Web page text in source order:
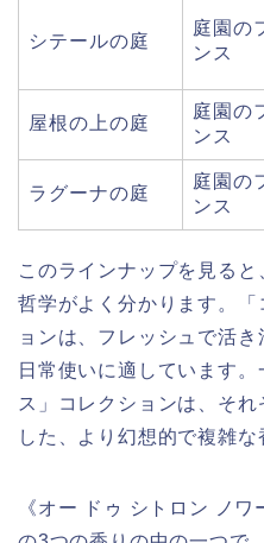
シテールの庭
庭園の
ンス
屋根の上の庭
庭園の
ンス
ラグーナの庭
庭園の
ンス
このラインナップを見る
哲学がよく分かります。
ョンは、フレッシュで活き
日常使いに適しています
ス」コレクションは、そ
した、より幻想的で複雑な
《オー ドゥ シトロン ノ